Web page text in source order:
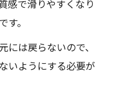
感で滑りやすくなり
。
には戻らないので、
いようにする必要が